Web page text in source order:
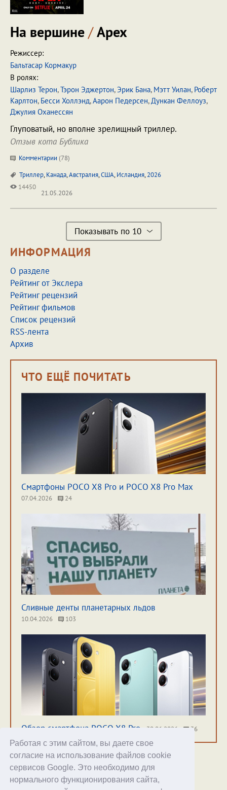
Работая с этим сайтом, вы даете свое
согласие на использование файлов cookie
сервисов Google. Это необходимо для
нормального функционирования сайта,
На вершине/Apex
Режиссер:
Бальтасар Кормакур
В ролях:
Шарлиз Терон,Тэрон Эджертон,Эрик Бана, Мэтт Уилан, Роберт
Карлтон, Бесси Холлэнд,Аарон Педерсен,Дункан Феллоуз,
Джулия Оханессян
Глуповатый, но вполне зрелищный триллер.
Отзыв кота Бублика
Комментарии (78)
Триллер,Канада,Австралия,США,Исландия,2026
14450
21.05.2026
Показывать по 10
ИНФОРМАЦИЯ
О разделе
Рейтинг от Экслера
Рейтинг рецензий
Рейтинг фильмов
Список рецензий
RSS-лента
Архив
ЧТО ЕЩЁ ПОЧИТАТЬ
Смартфоны POCO X8 Pro и POCO X8 Pro Max
07.04.2026 24
Сливные денты планетарных льдов
10.04.2026 103
Обзор смартфона POCO X8 Pro 30.06.2026 36
Хостинг